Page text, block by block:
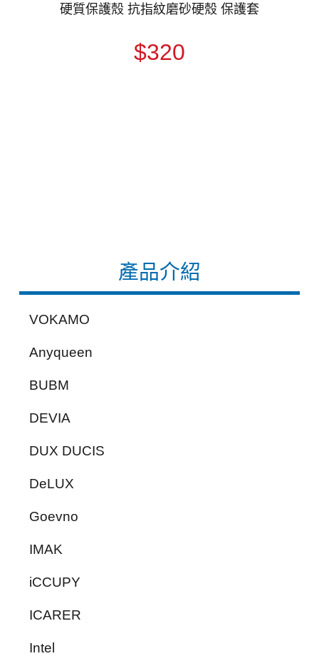
產品介紹
VOKAMO
Anyqueen
BUBM
DEVIA
DUX DUCIS
DeLUX
Goevno
IMAK
iCCUPY
ICARER
Intel
硬質保護殼 抗指紋磨砂硬殼 保護套
$320